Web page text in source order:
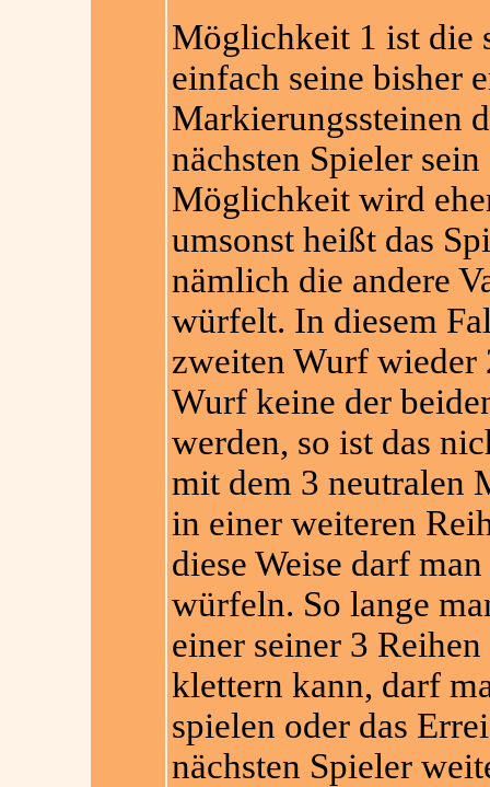
Möglichkeit 1 ist die
einfach seine bisher
Markierungssteinen
nächsten Spieler
Möglichkeit wird
umsonst heißt das
nämlich die andere
würfelt. In diesem
zweiten Wurf wieder
Wurf keine der
werden, so ist das
mit dem 3 neutralen
in einer weiteren
diese Weise darf
würfeln. So lange
einer seiner 3
klettern kann, darf
spielen oder das
nächsten Spieler